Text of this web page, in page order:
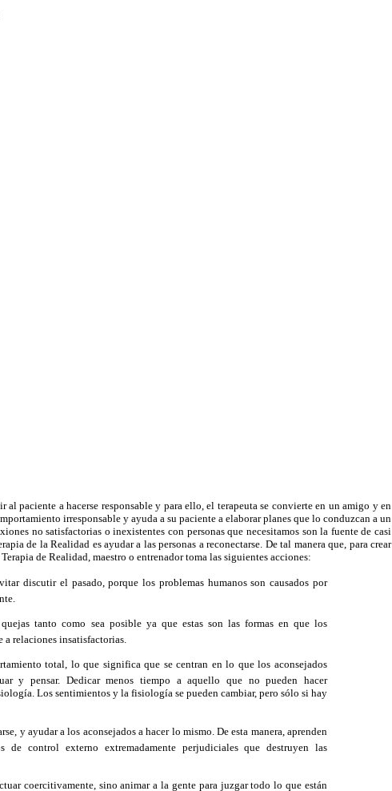
paciente a hacerse responsable y para ello, el terapeuta se convierte en un amigo y en
irresponsable y ayuda a su paciente a elaborar planes que lo conduzcan a un
no satisfactorias o inexistentes con personas que necesitamos son la fuente de casi
de la Realidad es ayudar a las personas a reconectarse. De tal manera que, para crear
de Realidad, maestro o entrenador toma las siguientes acciones:
discutir el pasado, porque los problemas humanos son causados por
tanto como sea posible ya que estas son las formas en que los
a relaciones insatisfactorias.
total, lo que significa que se centran en lo que los aconsejados
y pensar. Dedicar menos tiempo a aquello que no pueden hacer
Los sentimientos y la fisiología se pueden cambiar, pero sólo si hay
y ayudar a los aconsejados a hacer lo mismo. De esta manera, aprenden
de control externo extremadamente perjudiciales que destruyen las
coercitivamente, sino animar a la gente para juzgar todo lo que están